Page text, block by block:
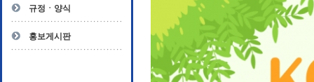
규정ㆍ양식
홍보게시판